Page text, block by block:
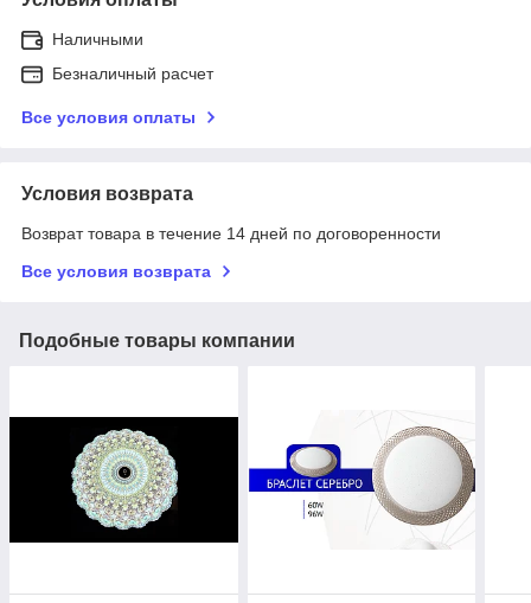
Наличными
Безналичный расчет
Все условия оплаты
Условия возврата
Возврат товара в течение 14 дней по договоренности
Все условия возврата
Подобные товары компании